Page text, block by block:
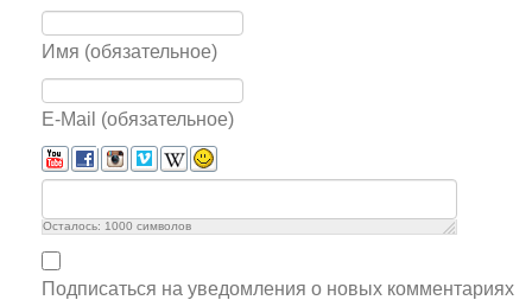
Имя (обязательное)
E-Mail (обязательное)
Осталось: 1000 символов
Подписаться на уведомления о новых комментариях